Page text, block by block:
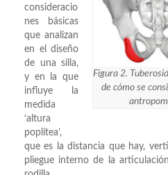
Figura 2.
de cómo se
consideracio
nes básicas
que analizan
en el diseño
de una silla,
y en la que
influye la
medida
‘altura
poplítea’,
que es la distancia que hay,
pliegue interno de la